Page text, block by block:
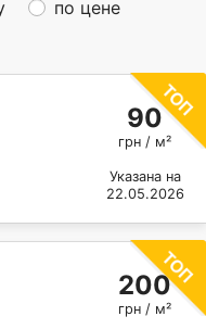
по цене
90
грн / м²
Указана на
22.05.2026
200
грн / м²